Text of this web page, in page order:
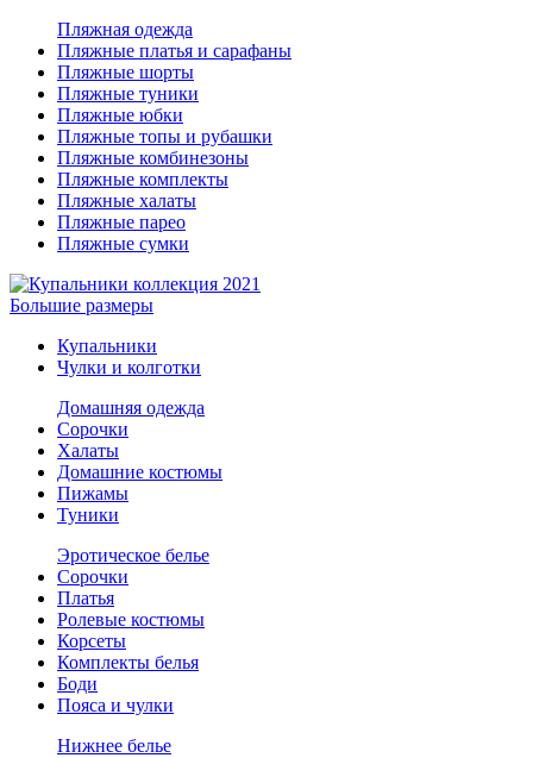
Пляжная одежда
Пляжные платья и сарафаны
Пляжные шорты
Пляжные туники
Пляжные юбки
Пляжные топы и рубашки
Пляжные комбинезоны
Пляжные комплекты
Пляжные халаты
Пляжные парео
Пляжные сумки
Большие размеры
Купальники
Чулки и колготки
Домашняя одежда
Сорочки
Халаты
Домашние костюмы
Пижамы
Туники
Эротическое белье
Сорочки
Платья
Ролевые костюмы
Корсеты
Комплекты белья
Боди
Пояса и чулки
Нижнее белье